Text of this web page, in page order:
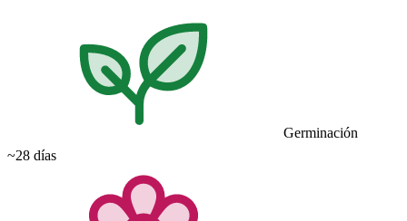
Germinación
~28 días